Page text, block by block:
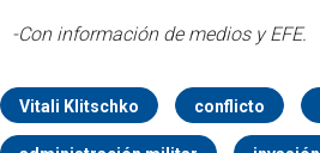
-Con información de medios y EFE.
Vitali Klitschko conflicto